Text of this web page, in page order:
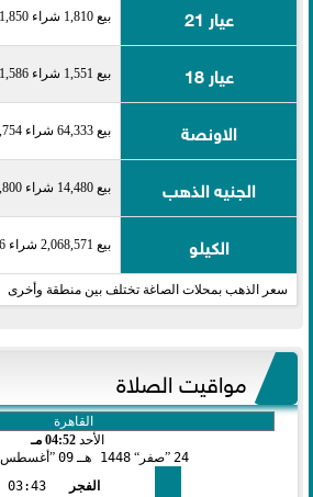
عيار 21 بيع 1,810 شراء 1,850
عيار 18 بيع 1,551 شراء 1,586
الاونصة بيع 64,333 شراء 65,754
الجنيه الذهب بيع 14,480 شراء 14,800
الكيلو بيع 2,068,571 شراء 2,114,286
سعر الذهب بمحلات الصاغة تختلف بين منطقة وأخرى
مواقيت الصلاة
الأحد04:52 مـ
24
صفر 1448 هـ 09 أغسطس
الفجر
03:43